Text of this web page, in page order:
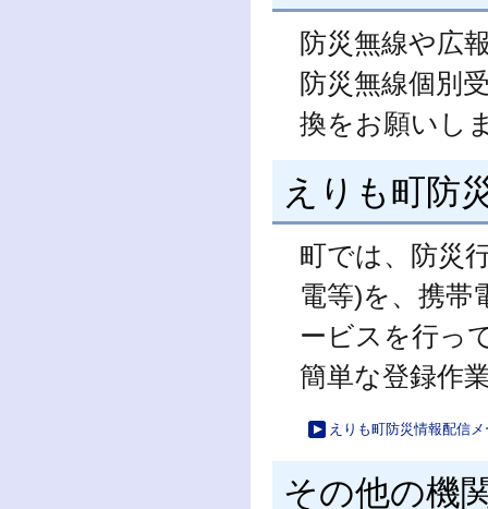
防災無線や広
防災無線個別
換をお願いし
えりも町防
町では、防災
電等)を、携帯
ービスを行っ
簡単な登録作
えりも町防災情報配信メ
その他の機